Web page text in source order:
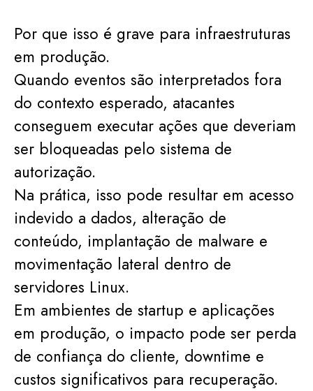
Por que isso é grave para infraestruturas
em produção.
Quando eventos são interpretados fora
do contexto esperado, atacantes
conseguem executar ações que deveriam
ser bloqueadas pelo sistema de
autorização.
Na prática, isso pode resultar em acesso
indevido a dados, alteração de
conteúdo, implantação de malware e
movimentação lateral dentro de
servidores Linux.
Em ambientes de startup e aplicações
em produção, o impacto pode ser perda
de confiança do cliente, downtime e
custos significativos para recuperação.